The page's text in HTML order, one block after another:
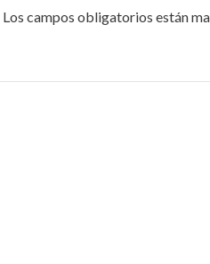
Los campos obligatorios están